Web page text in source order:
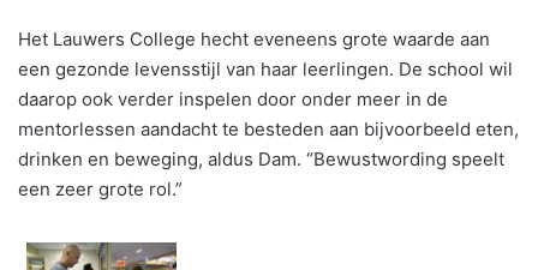
Het Lauwers College hecht eveneens grote waarde aan
een gezonde levensstijl van haar leerlingen. De school wil
daarop ook verder inspelen door onder meer in de
mentorlessen aandacht te besteden aan bijvoorbeeld eten,
drinken en beweging, aldus Dam. “Bewustwording speelt
een zeer grote rol.”